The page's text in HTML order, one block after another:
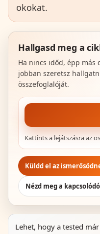
okokat.
Hallgasd meg a
Ha nincs időd, épp más
jobban szeretsz
összefoglalóját.
Kattints a lejátszásra az
Küldd el az
Nézd meg a
Lehet, hogy a tested